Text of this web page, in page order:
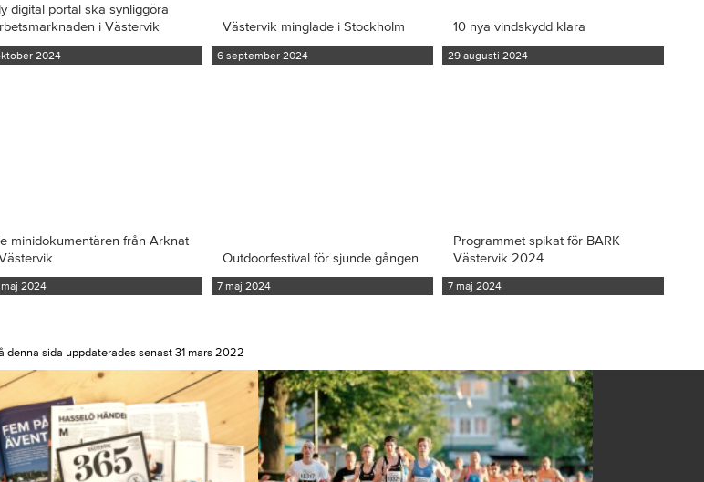
digital portal ska synliggöra
i Västervik
2024
Västervik minglade i Stockholm
6 september 2024
10 nya vindskydd klara
29 augusti 2024
minidokumentären från Arknat
2024
Outdoorfestival för sjunde gången
7 maj 2024
Programmet spikat för BARK
Västervik 2024
7 maj 2024
denna sida uppdaterades senast 31 mars 2022